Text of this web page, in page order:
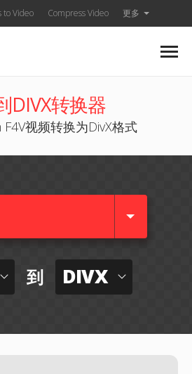
to Video Compress Video 更多
DIVX转换器
视频转换为DivX格式
到 DIVX